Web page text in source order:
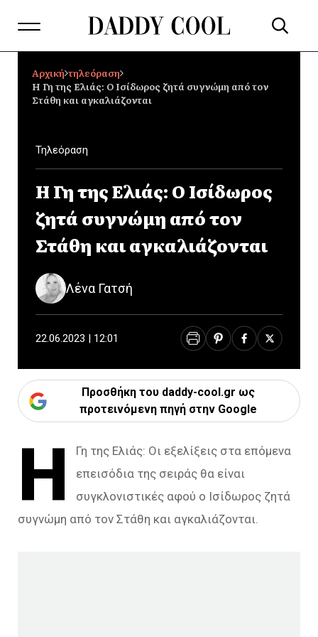
Αρχική τηλεόραση
Η Γη της Ελιάς: Ο Ισίδωρος ζητά συγνώμη από τον
Στάθη και αγκαλιάζονται
Τηλεόραση
Η Γη της Ελιάς: Ο Ισίδωρος
ζητά συγνώμη από τον
Στάθη και αγκαλιάζονται
Λένα Γατσή
22.06.2023 | 12:01
Προσθήκη του daddy-cool.gr ως
προτεινόμενη πηγή στην Google
Η
Γη της Ελιάς: Οι εξελίξεις στα επόμενα
επεισόδια της σειράς θα είναι
συγκλονιστικές αφού o Ισίδωρος ζητά
συγνώμη από τον Στάθη και αγκαλιάζονται.